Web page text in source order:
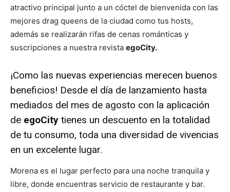
atractivo principal junto a un cóctel de bienvenida con las
mejores drag queens de la ciudad como tus hosts,
además se realizarán rifas de cenas románticas y
suscripciones a nuestra revista egoCity.
¡Como las nuevas experiencias merecen buenos
beneficios! Desde el día de lanzamiento hasta
mediados del mes de agosto con la aplicación
de egoCity tienes un descuento en la totalidad
de tu consumo, toda una diversidad de vivencias
en un excelente lugar.
Morena es el lugar perfecto para una noche tranquila y
libre, donde encuentras servicio de restaurante y bar.